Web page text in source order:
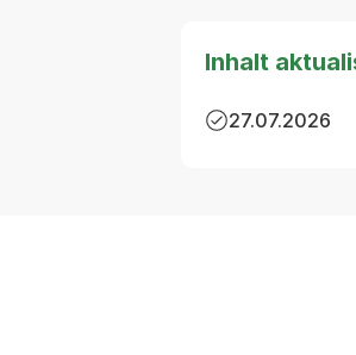
Inhalt
27.07.2026